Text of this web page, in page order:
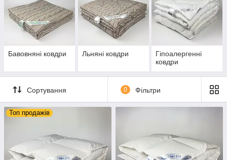
Бавовняні ковдри Льняні ковдри
Гіпоалергенні
ковдри
Сортування 0 Фільтри
Топ продажів